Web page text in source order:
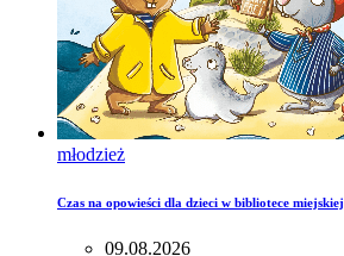
młodzież
Czas na opowieści dla dzieci w bibliotece miejskiej
09.08.2026